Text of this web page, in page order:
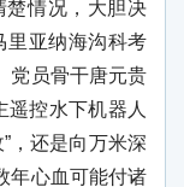
楚情况，大胆决
里亚纳海沟科考
党员骨干唐元贵
遥控水下机器人
，还是向万米深
年心血可能付诸